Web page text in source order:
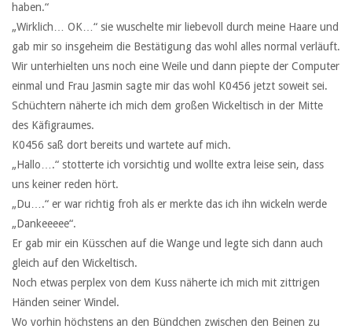
haben.“
„Wirklich… OK…“ sie wuschelte mir liebevoll durch meine Haare und
gab mir so insgeheim die Bestätigung das wohl alles normal verläuft.
Wir unterhielten uns noch eine Weile und dann piepte der Computer
einmal und Frau Jasmin sagte mir das wohl K0456 jetzt soweit sei.
Schüchtern näherte ich mich dem großen Wickeltisch in der Mitte
des Käfigraumes.
K0456 saß dort bereits und wartete auf mich.
„Hallo….“ stotterte ich vorsichtig und wollte extra leise sein, dass
uns keiner reden hört.
„Du….“ er war richtig froh als er merkte das ich ihn wickeln werde
„Dankeeeee“.
Er gab mir ein Küsschen auf die Wange und legte sich dann auch
gleich auf den Wickeltisch.
Noch etwas perplex von dem Kuss näherte ich mich mit zittrigen
Händen seiner Windel.
Wo vorhin höchstens an den Bündchen zwischen den Beinen zu